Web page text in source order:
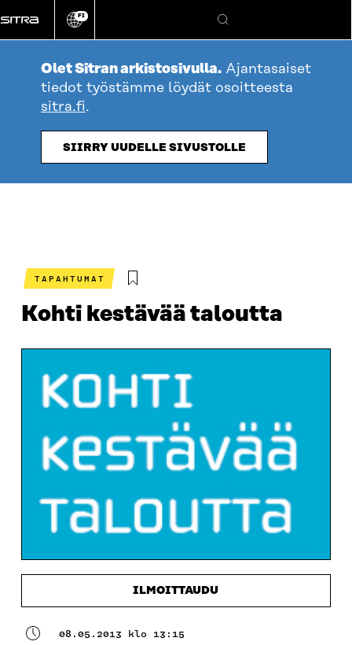
suoraan
sisältöön
Vaihda
kieli
FI
Hae
Olet Sitran arkistosivulla. Ajantasaiset
tiedot työstämme löydät osoitteesta
sitra.fi.
SIIRRY UUDELLE SIVUSTOLLE
TAPAHTUMAT
Kohti kestävää taloutta
ILMOITTAUDU
08.05.2013 klo 13:15